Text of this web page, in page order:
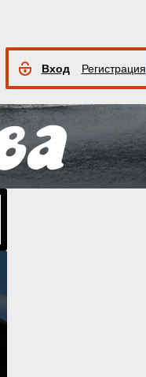
Вход Регистрация
поиск